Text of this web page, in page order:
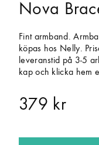
Nova
Fint armband.
köpas hos Nelly.
leveranstid på 3-5
kap och klicka hem
379 kr